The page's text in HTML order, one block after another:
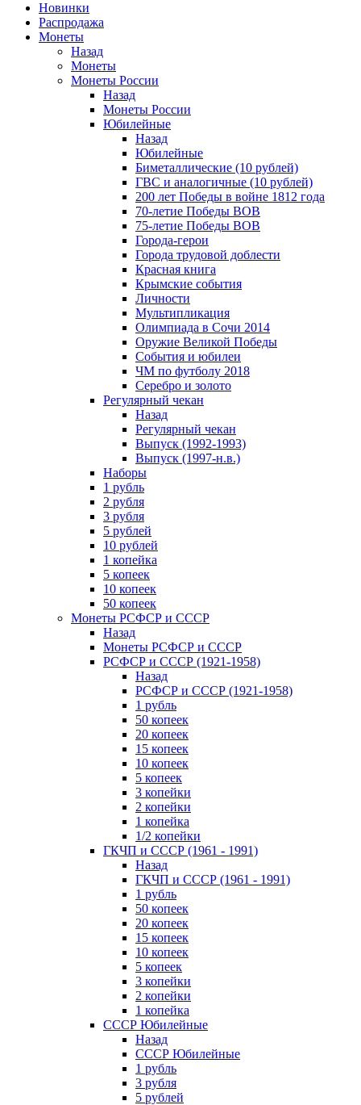
Новинки
Распродажа
Монеты
Назад
Монеты
Монеты России
Назад
Монеты России
Юбилейные
Назад
Юбилейные
Биметаллические (10 рублей)
ГВС и аналогичные (10 рублей)
200 лет Победы в войне 1812 года
70-летие Победы ВОВ
75-летие Победы ВОВ
Города-герои
Города трудовой доблести
Красная книга
Крымские события
Личности
Мультипликация
Олимпиада в Сочи 2014
Оружие Великой Победы
События и юбилеи
ЧМ по футболу 2018
Серебро и золото
Регулярный чекан
Назад
Регулярный чекан
Выпуск (1992-1993)
Выпуск (1997-н.в.)
Наборы
1 рубль
2 рубля
3 рубля
5 рублей
10 рублей
1 копейка
5 копеек
10 копеек
50 копеек
Монеты РСФСР и СССР
Назад
Монеты РСФСР и СССР
РСФСР и СССР (1921-1958)
Назад
РСФСР и СССР (1921-1958)
1 рубль
50 копеек
20 копеек
15 копеек
10 копеек
5 копеек
3 копейки
2 копейки
1 копейка
1/2 копейки
ГКЧП и СССР (1961 - 1991)
Назад
ГКЧП и СССР (1961 - 1991)
1 рубль
50 копеек
20 копеек
15 копеек
10 копеек
5 копеек
3 копейки
2 копейки
1 копейка
СССР Юбилейные
Назад
СССР Юбилейные
1 рубль
3 рубля
5 рублей